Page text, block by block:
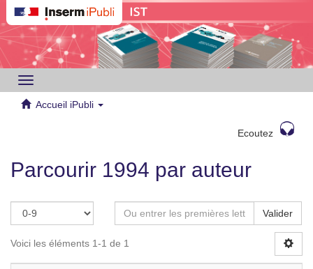
Toggle
navigation
Accueil iPubli
Ecoutez
Parcourir 1994 par auteur
Valider
Voici les éléments 1-1 de 1